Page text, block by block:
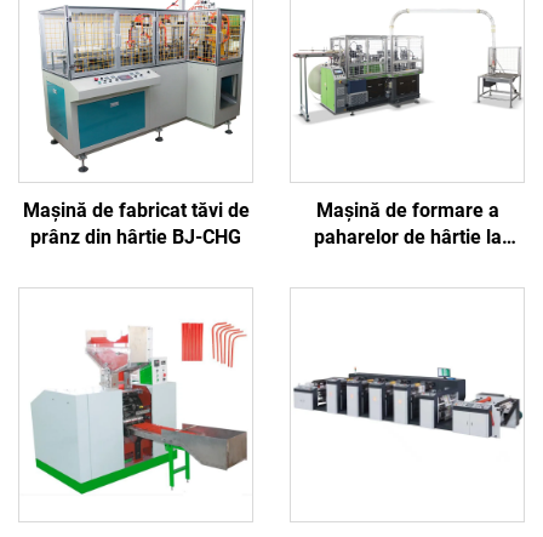
Mașină de fabricat tăvi de
prânz din hârtie BJ-CHG
Mașină de formare a
paharelor de hârtie la